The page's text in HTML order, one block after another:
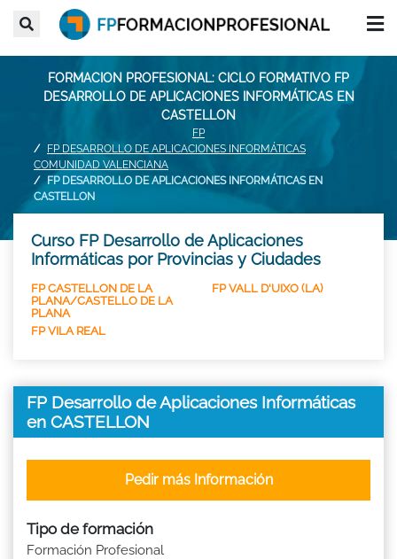
FORMACION PROFESIONAL: CICLO FORMATIVO FP
DESARROLLO DE APLICACIONES INFORMÁTICAS EN
CASTELLON
FP
FP DESARROLLO DE APLICACIONES INFORMÁTICAS
COMUNIDAD VALENCIANA
FP DESARROLLO DE APLICACIONES INFORMÁTICAS EN
CASTELLON
Curso FP Desarrollo de Aplicaciones
Informáticas por Provincias y Ciudades
FP CASTELLON DE LA
PLANA/CASTELLO DE LA
PLANA
FP VALL D'UIXO (LA)
FP VILA REAL
FP Desarrollo de Aplicaciones Informáticas
en CASTELLON
Tipo de formación
Formación Profesional
Pedir más Información